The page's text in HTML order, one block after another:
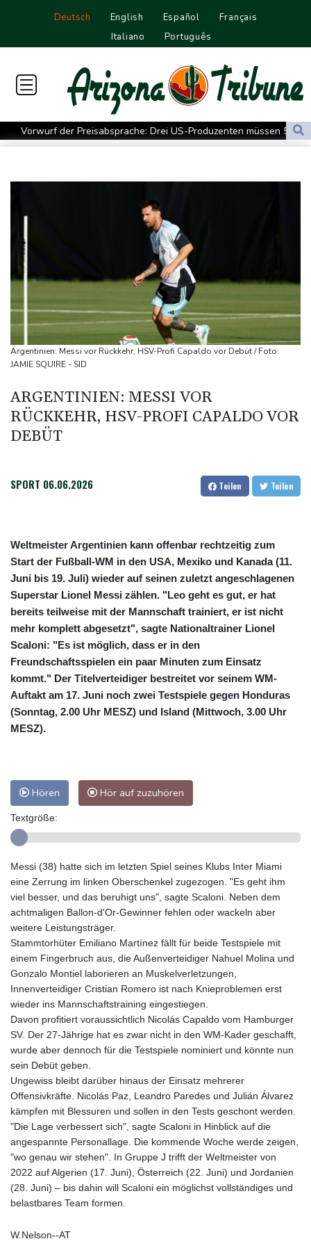
Deutsch English Español
Français
Italiano
Português
Vorwurf der Preisabsprache: Drei US-Produzenten müssen 53
Millionen Eier spenden
Steinmeier-Nachfolge: Özdemir spricht sich für eine Frau aus
Wissenschaftler bestätigen: Schrottteil von SpaceX-Rakete auf
Mond eingeschlagen
Nilpferd-Baby von Herde von Drogenboss Escobar erst gerettet
und dann doch gestorben
Niedrigwasser: Ex-Umweltministerin Lemke fordert
grundsätzliche Gegenmaßnahmen
Investoren-Affäre: Fifa-Spitze stellt sich hinter Infantino
Brandgefahr: THW fordert mehr Investitionen für
Unbekannter schießt in Baden-Württemberg auf Auto: Ein
Verletzter
FIFA-Statement: Rückendeckung für Infantino
Argentinien: Messi vor Rückkehr, HSV-Profi Capaldo vor Debüt / Foto:
JAMIE SQUIRE - SID
ARGENTINIEN: MESSI VOR
RÜCKKEHR, HSV-PROFI CAPALDO VOR
DEBÜT
SPORT 06.06.2026 Teilen Teilen
Weltmeister Argentinien kann offenbar rechtzeitig zum
Start der Fußball-WM in den USA, Mexiko und Kanada (11.
Juni bis 19. Juli) wieder auf seinen zuletzt angeschlagenen
Superstar Lionel Messi zählen. "Leo geht es gut, er hat
bereits teilweise mit der Mannschaft trainiert, er ist nicht
mehr komplett abgesetzt", sagte Nationaltrainer Lionel
Scaloni: "Es ist möglich, dass er in den
Freundschaftsspielen ein paar Minuten zum Einsatz
kommt." Der Titelverteidiger bestreitet vor seinem WM-
Auftakt am 17. Juni noch zwei Testspiele gegen Honduras
(Sonntag, 2.00 Uhr MESZ) und Island (Mittwoch, 3.00 Uhr
MESZ).
Hören Hör auf zuzuhören
Textgröße:
Messi (38) hatte sich im letzten Spiel seines Klubs Inter Miami
eine Zerrung im linken Oberschenkel zugezogen. "Es geht ihm
viel besser, und das beruhigt uns", sagte Scaloni. Neben dem
achtmaligen Ballon-d'Or-Gewinner fehlen oder wackeln aber
weitere Leistungsträger.
Stammtorhüter Emiliano Martínez fällt für beide Testspiele mit
einem Fingerbruch aus, die Außenverteidiger Nahuel Molina und
Gonzalo Montiel laborieren an Muskelverletzungen,
Innenverteidiger Cristian Romero ist nach Knieproblemen erst
wieder ins Mannschaftstraining eingestiegen.
Davon profitiert voraussichtlich Nicolás Capaldo vom Hamburger
SV. Der 27-Jährige hat es zwar nicht in den WM-Kader geschafft,
wurde aber dennoch für die Testspiele nominiert und könnte nun
sein Debüt geben.
Ungewiss bleibt darüber hinaus der Einsatz mehrerer
Offensivkräfte. Nicolás Paz, Leandro Paredes und Julián Álvarez
kämpfen mit Blessuren und sollen in den Tests geschont werden.
"Die Lage verbessert sich", sagte Scaloni in Hinblick auf die
angespannte Personallage. Die kommende Woche werde zeigen,
"wo genau wir stehen". In Gruppe J trifft der Weltmeister von
2022 auf Algerien (17. Juni), Österreich (22. Juni) und Jordanien
(28. Juni) – bis dahin will Scaloni ein möglichst vollständiges und
belastbares Team formen.
W.Nelson--AT